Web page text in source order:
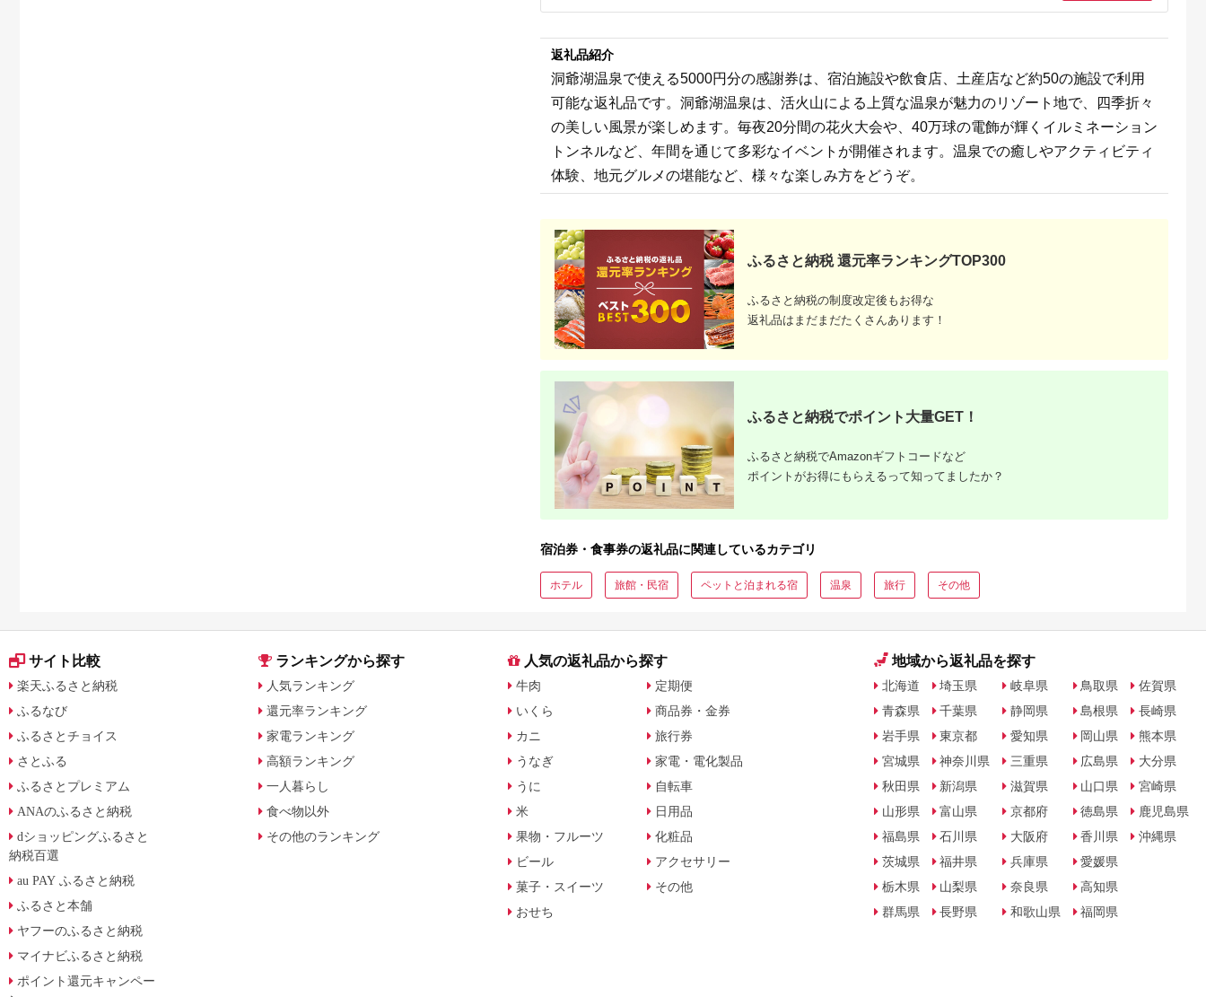
返礼品紹介
洞爺湖温泉で使える5000円分の感謝券は、宿泊施設や飲食店、土産店など約50の施設で利用
可能な返礼品です。洞爺湖温泉は、活火山による上質な温泉が魅力のリゾート地で、四季折々
の美しい風景が楽しめます。毎夜20分間の花火大会や、40万球の電飾が輝くイルミネーション
トンネルなど、年間を通じて多彩なイベントが開催されます。温泉での癒しやアクティビティ
体験、地元グルメの堪能など、様々な楽しみ方をどうぞ。
ふるさと納税 還元率ランキングTOP300
ふるさと納税の制度改定後もお得な
返礼品はまだまだたくさんあります！
ふるさと納税でポイント大量GET！
ふるさと納税でAmazonギフトコードなど
ポイントがお得にもらえるって知ってましたか？
宿泊券・食事券の返礼品に関連しているカテゴリ
ホテル 旅館・民宿 ペットと泊まれる宿 温泉 旅行 その他
サイト比較
楽天ふるさと納税
ふるなび
ふるさとチョイス
さとふる
ふるさとプレミアム
ANAのふるさと納税
dショッピングふるさと
納税百選
au PAY ふるさと納税
ふるさと本舗
ヤフーのふるさと納税
マイナビふるさと納税
ポイント還元キャンペー
ランキングから探す
人気ランキング
還元率ランキング
家電ランキング
高額ランキング
一人暮らし
食べ物以外
その他のランキング
人気の返礼品から探す
牛肉
いくら
カニ
うなぎ
うに
米
果物・フルーツ
ビール
菓子・スイーツ
おせち
定期便
商品券・金券
旅行券
家電・電化製品
自転車
日用品
化粧品
アクセサリー
その他
地域から返礼品を探す
北海道
青森県
岩手県
宮城県
秋田県
山形県
福島県
茨城県
栃木県
群馬県
埼玉県
千葉県
東京都
神奈川県
新潟県
富山県
石川県
福井県
山梨県
長野県
岐阜県
静岡県
愛知県
三重県
滋賀県
京都府
大阪府
兵庫県
奈良県
和歌山県
鳥取県
島根県
岡山県
広島県
山口県
徳島県
香川県
愛媛県
高知県
福岡県
佐賀県
長崎県
熊本県
大分県
宮崎県
鹿児島県
沖縄県